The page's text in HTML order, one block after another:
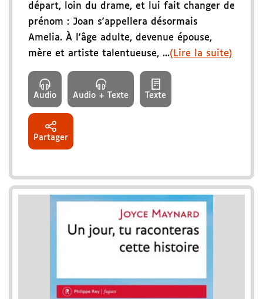
départ, loin du drame, et lui fait changer de
prénom : Joan s'appellera désormais
Amelia. À l'âge adulte, devenue épouse,
mère et artiste talentueuse, ...(Lire la suite)
Audio Audio + Texte Texte
Partager